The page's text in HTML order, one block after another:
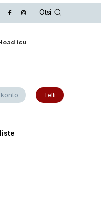
Otsi
isu
Telli